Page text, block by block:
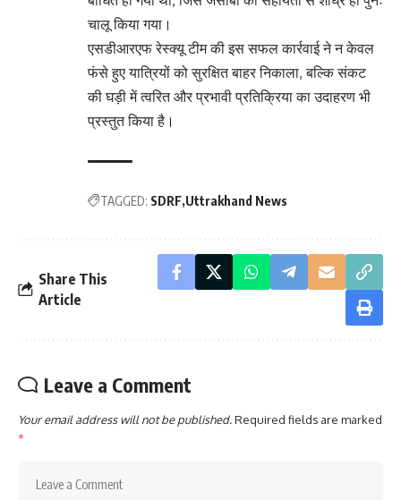
चालू किया गया।
एसडीआरएफ रेस्क्यू टीम की इस सफल कार्रवाई ने न केवल
फंसे हुए यात्रियों को सुरक्षित बाहर निकाला, बल्कि संकट
की घड़ी में त्वरित और प्रभावी प्रतिक्रिया का उदाहरण भी
प्रस्तुत किया है।
TAGGED: SDRF Uttrakhand News
Share This
Article
Leave a Comment
Your email address will not be published.Required fields are marked
*